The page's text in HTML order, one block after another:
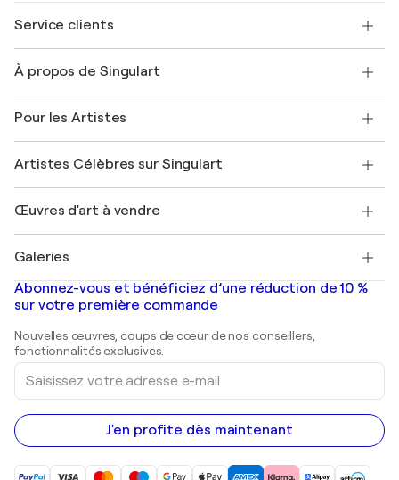
Service clients
Expédition
Offrir une carte cadeau
Rejoignez notre programme commercial
Mon compte
+33 1 76 44 06 42
À propos de Singulart
FAQ
Magazine Singulart
Emplois
Découvrez une sélection d'art original
Pour les Artistes
Se connecter en tant qu'Artiste
Artistes Célèbres sur Singulart
Marc Chagall
Banksy
Mr. Brainwash
Shepard Fairey
Œuvres d'art à vendre
Tableaux abstraits à vendre
Peintures de paysage
Estampes
Peintures acryliques
Galeries
Galeries d'art en France
Galeries d'art en Belgique
Abonnez-vous et bénéficiez d’une réduction de 10 %
sur votre première commande
Nouvelles œuvres, coups de cœur de nos conseillers,
fonctionnalités exclusives.
Saisissez
votre
adresse
e-
mail
J'en profite dès maintenant